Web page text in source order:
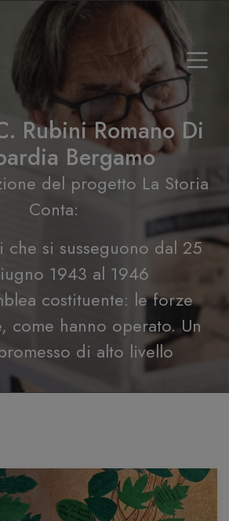
Rubini Romano Di
Bergamo
del progetto La Storia
Conta:
che si susseguono dal 25
1943 al 1946
costituente: le forze
come hanno operato. Un
di alto livello